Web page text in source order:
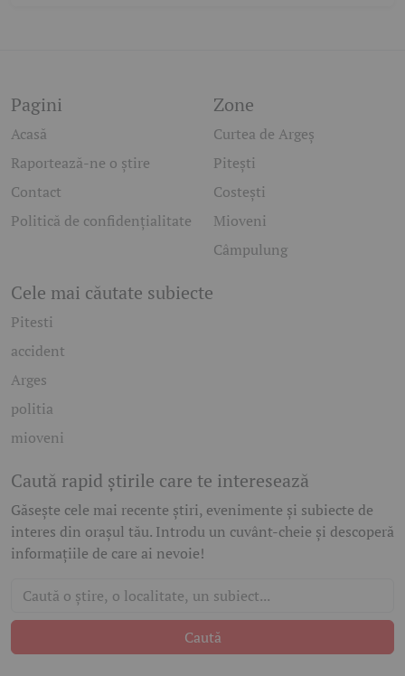
Pagini
Acasă
Raportează-ne o știre
Contact
Politică de confidențialitate
Zone
Curtea de Argeș
Pitești
Costești
Mioveni
Câmpulung
Cele mai căutate subiecte
Pitesti
accident
Arges
politia
mioveni
Caută rapid știrile care te interesează
Găsește cele mai recente știri, evenimente și subiecte de
interes din orașul tău. Introdu un cuvânt-cheie și descoperă
informațiile de care ai nevoie!
Caută